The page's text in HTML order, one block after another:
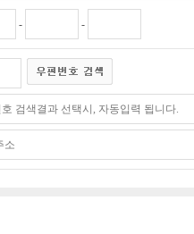
- -